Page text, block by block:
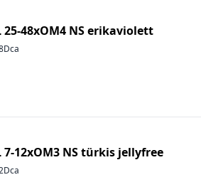
25-48xOM4 NS erikaviolett
7-12xOM3 NS türkis jellyfree